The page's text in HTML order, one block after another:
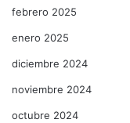
febrero 2025
enero 2025
diciembre 2024
noviembre 2024
octubre 2024